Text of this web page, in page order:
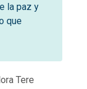
la paz y
que
Tere